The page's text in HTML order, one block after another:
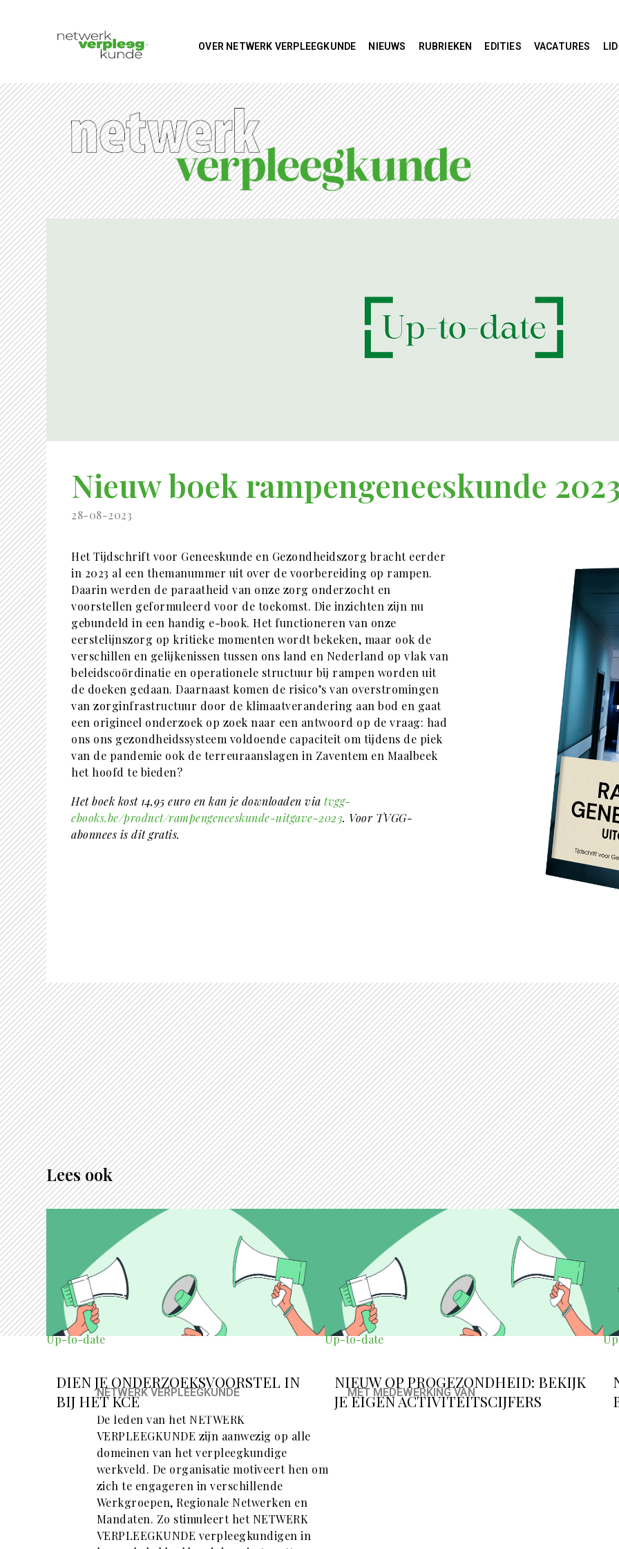
OVER NETWERK VERPLEEGKUNDE NIEUWS RUBRIEKEN EDITIES VACATURES
Nieuw boek rampengeneeskunde
28-08-2023
Het Tijdschrift voor Geneeskunde en Gezondheidszorg bracht eerder
in 2023 al een themanummer uit over de voorbereiding op rampen.
Daarin werden de paraatheid van onze zorg onderzocht en
voorstellen geformuleerd voor de toekomst. Die inzichten zijn nu
gebundeld in een handig e-book. Het functioneren van onze
eerstelijnszorg op kritieke momenten wordt bekeken, maar ook de
verschillen en gelijkenissen tussen ons land en Nederland op vlak van
beleidscoördinatie en operationele structuur bij rampen worden uit
de doeken gedaan. Daarnaast komen de risico’s van overstromingen
van zorginfrastructuur door de klimaatverandering aan bod en gaat
een origineel onderzoek op zoek naar een antwoord op de vraag: had
ons ons gezondheidssysteem voldoende capaciteit om tijdens de piek
van de pandemie ook de terreuraanslagen in Zaventem en Maalbeek
het hoofd te bieden?
Het boek kost 14,95 euro en kan je downloaden viatvgg-
ebooks.be/product/rampengeneeskunde-uitgave-2023. Voor TVGG-
abonnees is dit gratis.
Lees ook
Up-to-date
DIEN JE ONDERZOEKSVOORSTEL IN
BIJ HET KCE
Up-to-date
NIEUW OP PROGEZONDHEID: BEKIJK
JE EIGEN ACTIVITEITSCIJFERS
NETWERK VERPLEEGKUNDE
De leden van het NETWERK
VERPLEEGKUNDE zijn aanwezig op alle
domeinen van het verpleegkundige
werkveld. De organisatie motiveert hen om
zich te engageren in verschillende
Werkgroepen, Regionale Netwerken en
Mandaten. Zo stimuleert het NETWERK
VERPLEEGKUNDE verpleegkundigen in
MET MEDEWERKING VAN